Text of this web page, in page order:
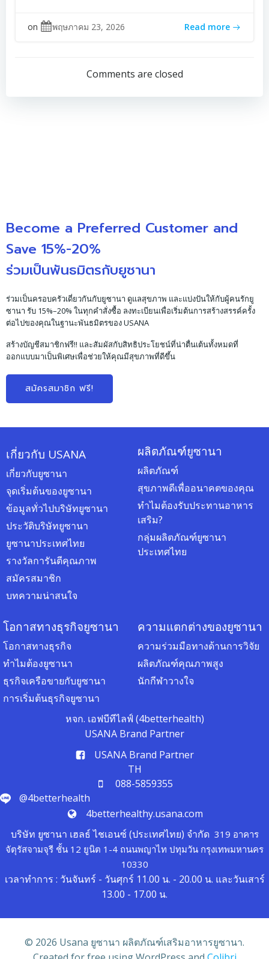
on พฤษภาคม 23, 2026 Read more
Comments are closed
Become a Preferred Customer and
Save 15%-20%
ร่วมเป็นพันธมิตรกับยูซานา
ร่วมเป็นครอบครัวเดี่ยวกันกับยูซานา ดูแลสุขภาพ และแบ่งปันให้กับผู้คนรักยู
ซานา รับ 15%–20% ในทุกคำสั่งซื้อ ลงทะเบียนเพื่อเริ่มต้นการสร้างสรรค์ครั้ง
ต่อไปของคุณในฐานะพันธมิตรของ USANA
สร้างบัญชีสมาชิกฟรี!! และสัมผัสกับสิทธิประโยชน์ที่น่าตื่นเต้นทั้งหมดที่
ออกแบบมาเป็นพิเศษเพื่อช่วยให้คุณมีสุขภาพที่ดีขึ้น
สมัครสมาชิก ฟรี!
เกี่ยวกับ USANA
เกี่ยวกับยูซานา
จุดเริ่มต้นของยูซานา
ข้อมูลทั่วไปบริษัทยูซานา
ประวัติบริษัทยูซานา
ยูซานาประเทศไทย
รางวัลการันตีคุณภาพ
สมัครสมาชิก
บทความน่าสนใจ
ผลิตภัณฑ์ยูซานา
ผลิตภัณฑ์
สุขภาพดีเพื่ออนาคตของคุณ
ทำไมต้องรับประทานอาหาร
เสริม?
กลุ่มผลิตภัณฑ์ยูซานา
ประเทศไทย
โอกาสทางธุรกิจยูซานา
โอกาสทางธุรกิจ
ทำไมต้องยูซานา
ธุรกิจเครือขายกับยูซานา
การเริ่มต้นธุรกิจยูซานา
ความแตกต่างของยูซานา
ความร่วมมือทางด้านการวิจัย
ผลิตภัณฑ์คุณภาพสูง
นักกีฬาวางใจ
หจก. เอฟบีทีไลฟ์ (4betterhealth)
USANA Brand Partner
USANA Brand Partner
TH
088-5859355
@4betterhealth
4betterhealthy.usana.com
บริษัท ยูซานา เฮลธ์ ไชเอนซ์ (ประเทศไทย) จำกัด 319 อาคาร
จัตุรัสจามจุรี ชั้น 12 ยูนิต 1-4 ถนนพญาไท ปทุมวัน กรุงเทพมหานคร
10330
เวลาทำการ : วันจันทร์ - วันศุกร์ 11.00 น. - 20.00 น. และวันเสาร์
13.00 - 17.00 น.
© 2026 Usana ยูซานา ผลิตภัณฑ์เสริมอาหารยูซานา.